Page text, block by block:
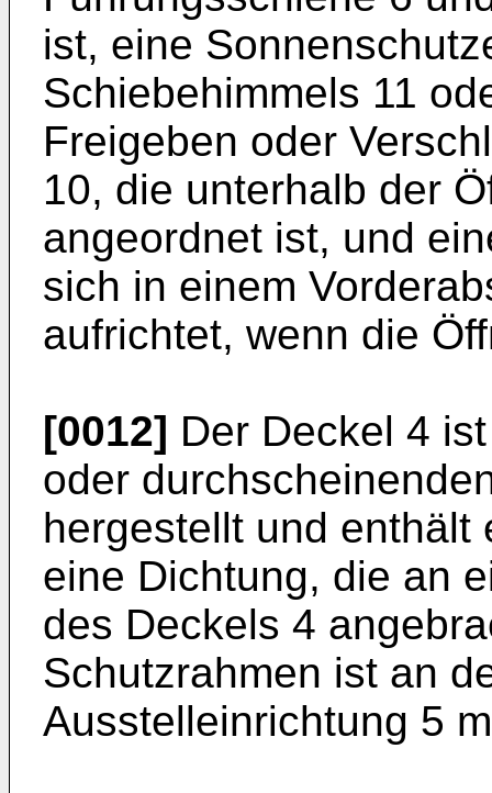
ist, eine
Schiebehimmels 11
Freigeben oder
10, die unterhalb der
angeordnet ist, und
sich in einem
aufrichtet, wenn die
[0012] Der Deckel 4
oder
hergestellt und enthält
eine Dichtung, die an
des Deckels 4
Schutzrahmen ist an
Ausstelleinrichtung 5